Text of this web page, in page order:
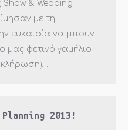
Show & Wedding
με τη
ευκαιρία να μπουν
μας φετινό γαμήλιο
Planning 2013!